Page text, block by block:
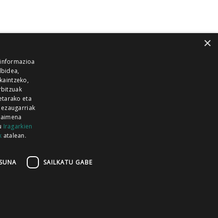
GUKA
GUKA
ZUMAIA GUKA
×
eta
Iragarkien
atalean.
SAILKATU GABE